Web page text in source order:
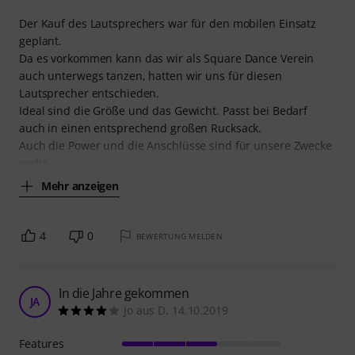
Der Kauf des Lautsprechers war für den mobilen Einsatz
geplant.
Da es vorkommen kann das wir als Square Dance Verein
auch unterwegs tanzen, hatten wir uns für diesen
Lautsprecher entschieden.
Ideal sind die Größe und das Gewicht. Passt bei Bedarf
auch in einen entsprechend großen Rucksack.
Auch die Power und die Anschlüsse sind für unsere Zwecke
Mehr anzeigen
4 0 BEWERTUNG MELDEN
JA In die Jahre gekommen
Jo aus D. 14.10.2019
Features